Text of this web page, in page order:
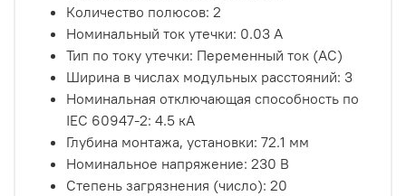
Количество полюсов: 2
Номинальный ток утечки: 0.03 А
Тип по току утечки: Переменный ток (AC)
Ширина в числах модульных расстояний: 3
Номинальная отключающая способность по
IEC 60947-2: 4.5 кА
Глубина монтажа, установки: 72.1 мм
Номинальное напряжение: 230 В
Степень загрязнения (число): 20